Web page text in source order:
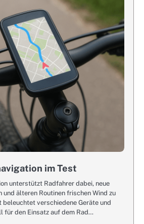
im Test
unterstützt Radfahrer dabei, neue
und älteren Routinen frischen Wind zu
beleuchtet verschiedene Geräte und
für den Einsatz auf dem Rad…